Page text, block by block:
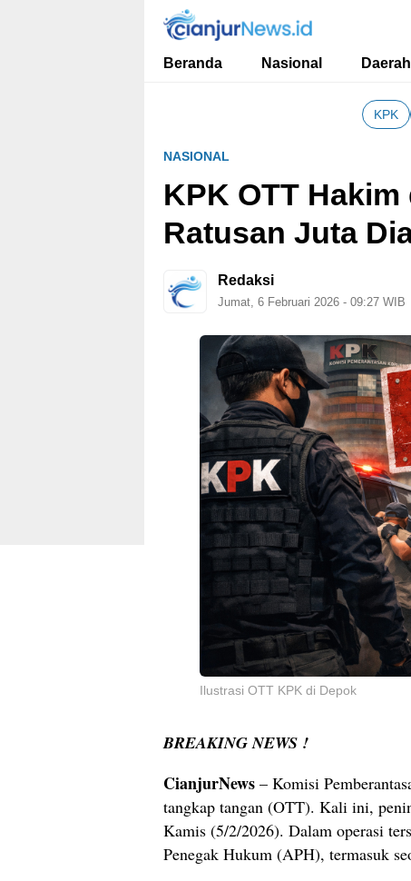
cianjurnews.id
Informasi Faktual dan Berimbang
Beranda Nasional Daerah
KPK
NASIONAL
KPK OTT
Ratusan Juta
Redaksi
Jumat, 6 Februari 2026 - 09:27 WIB
Ilustrasi OTT KPK di Depok
BREAKING NEWS !
CianjurNews – Komisi
tangkap tangan (OTT). Kali ini,
Kamis (5/2/2026). Dalam operasi
Penegak Hukum (APH), termasuk